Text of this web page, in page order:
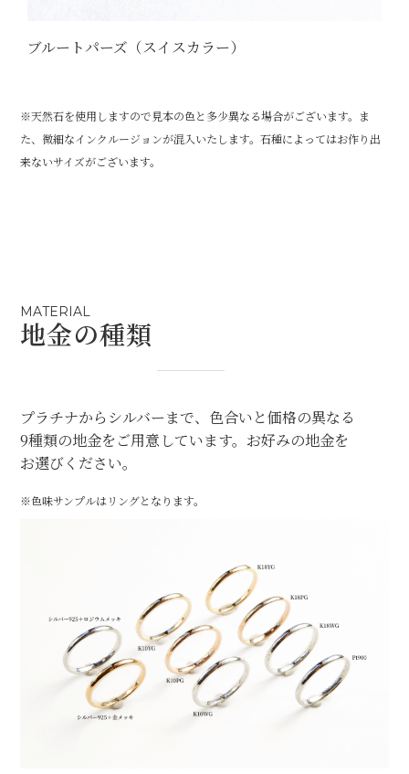
ブルートパーズ（スイスカラー）
※天然石を使用しますので見本の色と多少異なる場合がございます。ま
た、微細なインクルージョンが混入いたします。石種によってはお作り出
来ないサイズがございます。
MATERIAL
地金の種類
プラチナからシルバーまで、色合いと価格の異なる
9種類の地金をご用意しています。お好みの地金を
お選びください。
※色味サンプルはリングとなります。